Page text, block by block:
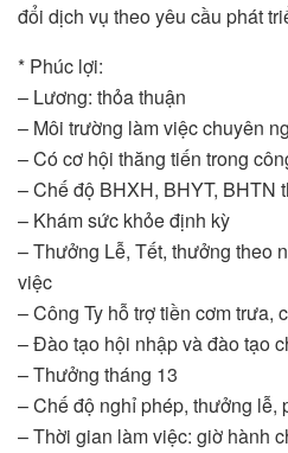
đổi dịch vụ theo yêu cầu phát
* Phúc lợi:
– Lương: thỏa thuận
– Môi trường làm việc chuyên
– Có cơ hội thăng tiến trong
– Chế độ BHXH, BHYT, BHTN
– Khám sức khỏe định kỳ
– Thưởng Lễ, Tết, thưởng theo
việc
– Công Ty hỗ trợ tiền cơm trưa,
– Đào tạo hội nhập và đào tạo
– Thưởng tháng 13
– Chế độ nghỉ phép, thưởng lễ,
– Thời gian làm việc: giờ hành